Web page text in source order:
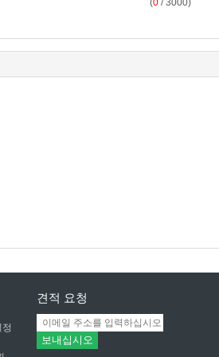
(0 / 3000)
정
견적 요청
보내십시오